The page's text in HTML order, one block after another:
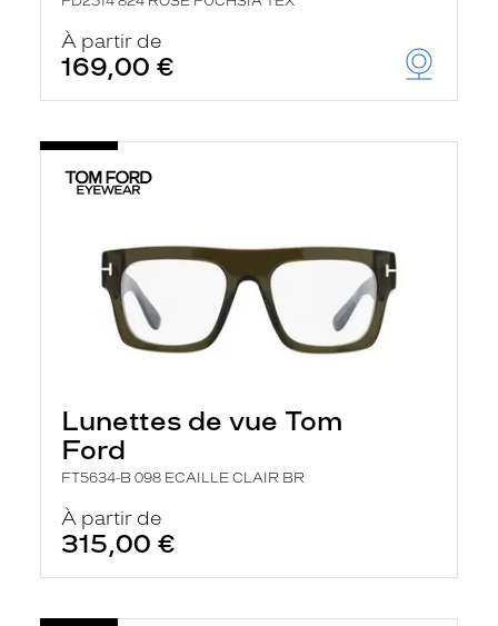
À partir de
169,00 €
Lunettes de vue Tom
Ford
FT5634-B 098 ECAILLE CLAIR BR
À partir de
315,00 €